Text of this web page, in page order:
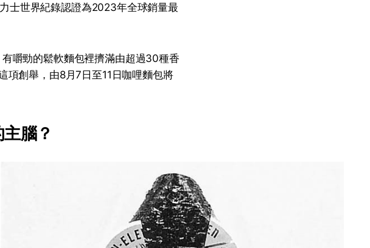
士世界紀錄認證為2023年全球銷量最
嚼勁的鬆軟麵包裡擠滿由超過30種香
項創舉，由8月7日至11日咖哩麵包將
腦？